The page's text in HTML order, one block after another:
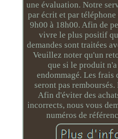
une évaluation. Notre
par écrit et par
9h00 à 18h00. Afin de
vivre le plus positif
demandes sont traitées
Veuillez noter qu'un
que si le produit
endommagé. Les frais
seront pas
Afin d'éviter des
incorrects, nous vous
numéros de